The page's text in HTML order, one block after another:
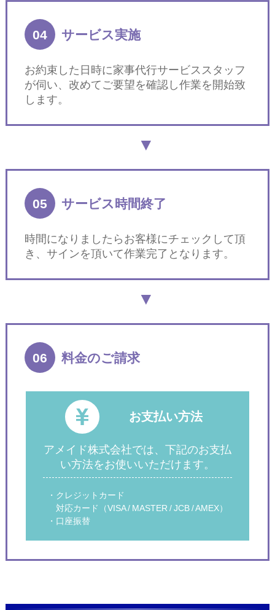
04 サービス実施
お約束した日時に家事代行サービススタッフ
が伺い、改めてご要望を確認し作業を開始致
します。
05 サービス時間終了
時間になりましたらお客様にチェックして頂
き、サインを頂いて作業完了となります。
06 料金のご請求
お支払い方法
アメイド株式会社では、下記のお支払
い方法をお使いいただけます。
・クレジットカード
対応カード（VISA / MASTER / JCB / AMEX）
・口座振替